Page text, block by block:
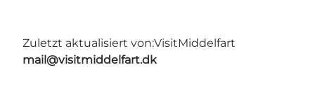
Zuletzt aktualisiert von:VisitMiddelfart
mail@visitmiddelfart.dk